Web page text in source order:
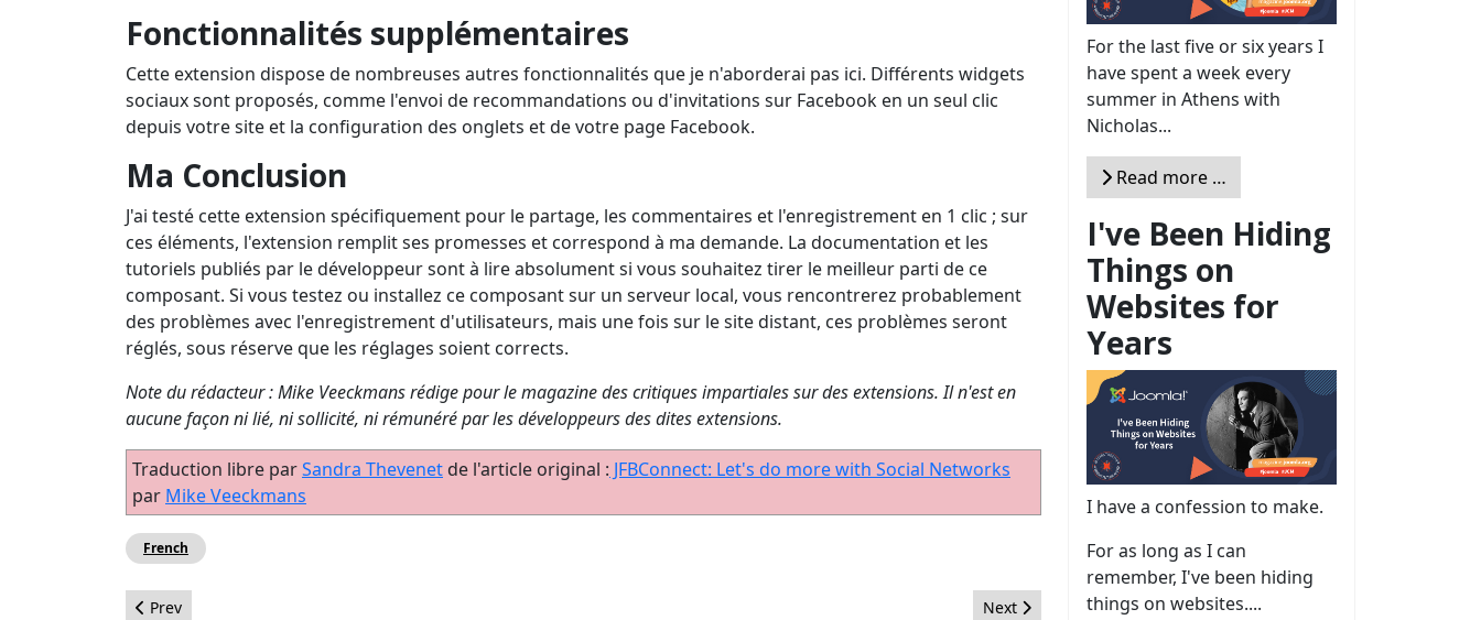
Fonctionnalités supplémentaires
Cette extension dispose de nombreuses autres fonctionnalités que je n'aborderai pas ici. Différents widgets
sociaux sont proposés, comme l'envoi de recommandations ou d'invitations sur Facebook en un seul clic
depuis votre site et la configuration des onglets et de votre page Facebook.
Ma Conclusion
J'ai testé cette extension spécifiquement pour le partage, les commentaires et l'enregistrement en 1 clic ; sur
ces éléments, l'extension remplit ses promesses et correspond à ma demande. La documentation et les
tutoriels publiés par le développeur sont à lire absolument si vous souhaitez tirer le meilleur parti de ce
composant. Si vous testez ou installez ce composant sur un serveur local, vous rencontrerez probablement
des problèmes avec l'enregistrement d'utilisateurs, mais une fois sur le site distant, ces problèmes seront
réglés, sous réserve que les réglages soient corrects.
Note du rédacteur : Mike Veeckmans rédige pour le magazine des critiques impartiales sur des extensions. Il n'est en
aucune façon ni lié, ni sollicité, ni rémunéré par les développeurs des dites extensions.
Traduction libre parSandra Thevenetde l'article original : JFBConnect: Let's do more with Social Networks
par Mike Veeckmans
French
Previous article: Lanzamiento de Joomla 3.3
Prev Next article: Joomla! World Conference - 2014
Next
For the last five or six years I
have spent a week every
summer in Athens with
Nicholas...
Read more …
I've Been Hiding
Things on
Websites for
Years
I have a confession to make.
For as long as I can
remember, I've been hiding
things on websites....